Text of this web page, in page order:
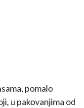
pomalo
u pakovanjima od